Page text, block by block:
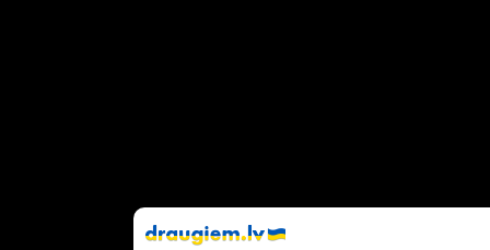
Pāriet
uz